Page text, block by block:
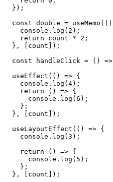
  });
const double = useMemo(()
    console.log(2);
    return count * 2;
  }, [count]);
const handleClick = ()
  useEffect(() => {
    console.log(4);
    return () => {
      console.log(6);
    };
  }, [count]);
  useLayoutEffect(() => {
    console.log(3);
    return () => {
      console.log(5);
    };
  }, [count]);